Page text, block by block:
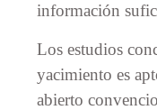
información
Los estudios
yacimiento es
abierto